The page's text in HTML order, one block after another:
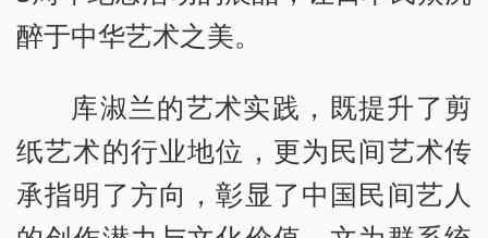
醉于中华艺术之美。
库淑兰的艺术实践，既提升了剪
纸艺术的行业地位，更为民间艺术传
承指明了方向，彰显了中国民间艺人